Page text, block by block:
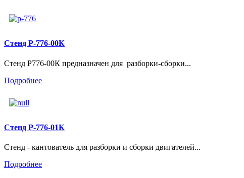
Стенд Р-776-00К
Стенд Р776-00К предназначен для разборки-сборки...
Подробнее
Стенд Р-776-01К
Стенд - кантователь для разборки и сборки двигателей...
Подробнее